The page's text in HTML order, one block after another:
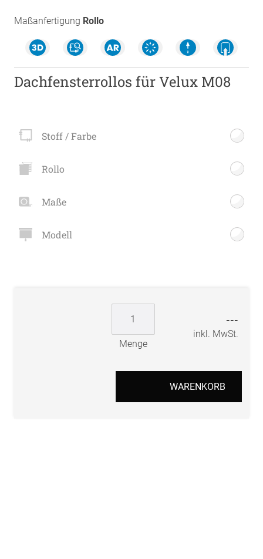
Maßanfertigung Rollo
Dachfensterrollos für Velux M08
Stoff / Farbe
Rollo
Maße
Modell
Menge
---
inkl. MwSt.
WARENKORB